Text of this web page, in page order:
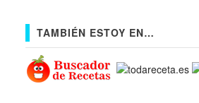
TAMBIÉN ESTOY EN…